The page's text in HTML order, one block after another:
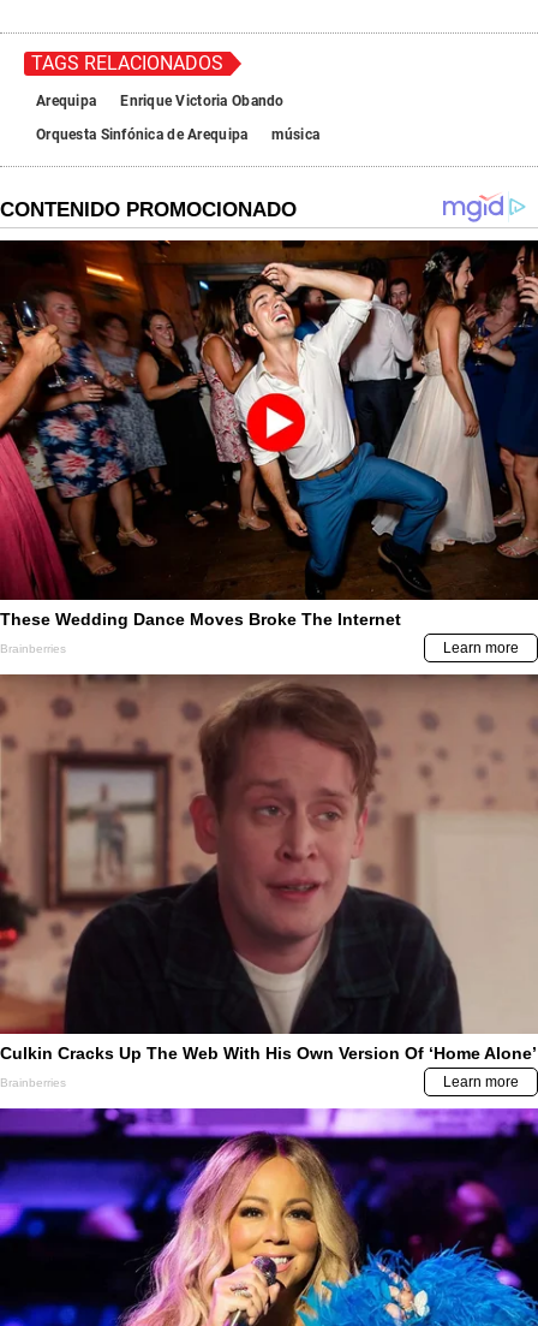
TAGS RELACIONADOS
Arequipa
Enrique Victoria Obando
Orquesta Sinfónica de Arequipa
música